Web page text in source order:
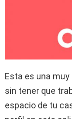
Esta es una
sin tener que
espacio de tu